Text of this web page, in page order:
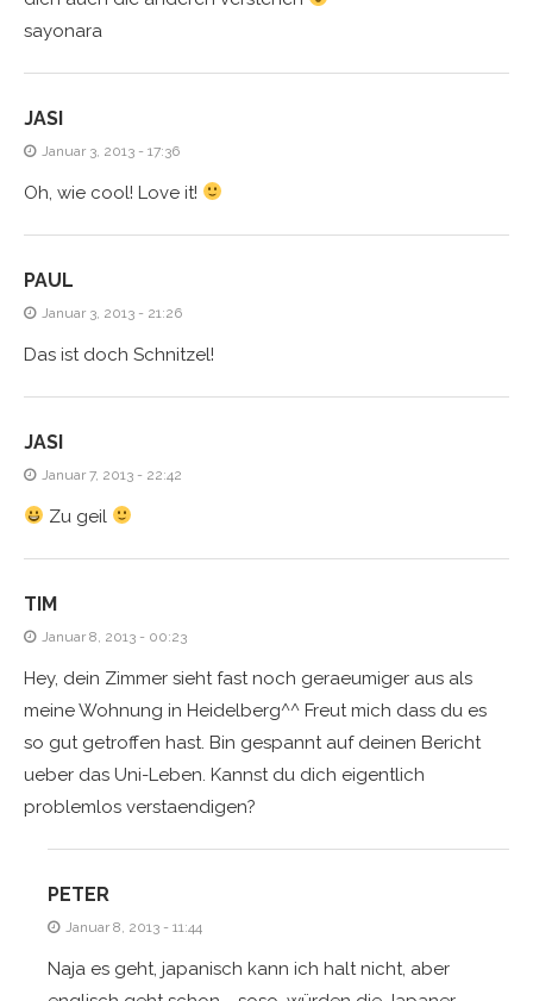
sayonara
JASI
Januar 3, 2013 - 17:36
Oh, wie cool! Love it!
PAUL
Januar 3, 2013 - 21:26
Das ist doch Schnitzel!
JASI
Januar 7, 2013 - 22:42
Zu geil
TIM
Januar 8, 2013 - 00:23
Hey, dein Zimmer sieht fast noch geraeumiger aus als
meine Wohnung in Heidelberg^^ Freut mich dass du es
so gut getroffen hast. Bin gespannt auf deinen Bericht
ueber das Uni-Leben. Kannst du dich eigentlich
problemlos verstaendigen?
PETER
Januar 8, 2013 - 11:44
Naja es geht, japanisch kann ich halt nicht, aber